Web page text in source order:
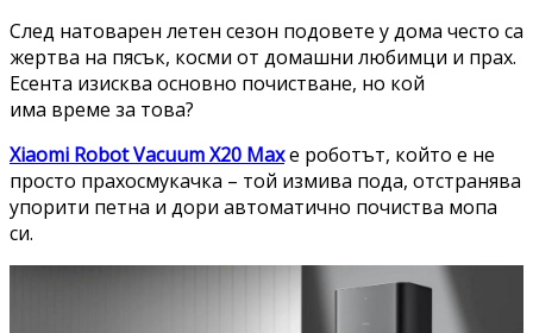
След натоварен летен сезон подовете у дома често са
жертва на пясък, косми от домашни любимци и прах.
Есента изисква основно почистване, но кой
има време за това?
Xiaomi Robot Vacuum X20 Maxе роботът, който е не
просто прахосмукачка – той измива пода, отстранява
упорити петна и дори автоматично почиства мопа
си.